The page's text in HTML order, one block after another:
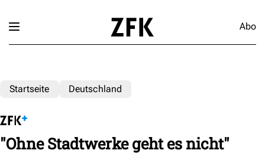
Abo
Startseite Deutschland
"Ohne Stadtwerke geht es nicht"